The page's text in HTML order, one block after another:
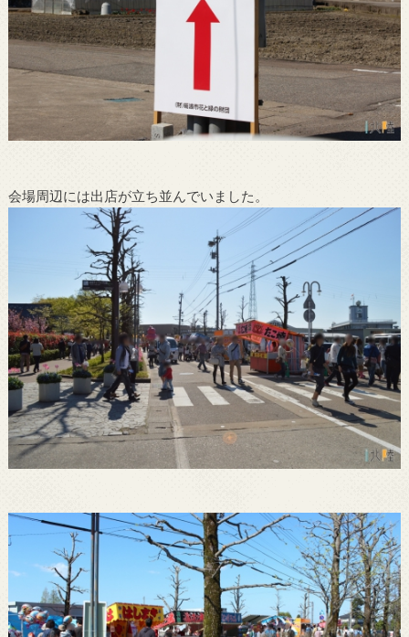
会場周辺には出店が立ち並んでいました。